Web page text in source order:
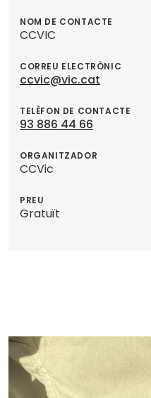
NOM DE CONTACTE
CCVIC
CORREU ELECTRÒNIC
ccvic@vic.cat
TELÈFON DE CONTACTE
93 886 44 66
ORGANITZADOR
CCVic
PREU
Gratuït